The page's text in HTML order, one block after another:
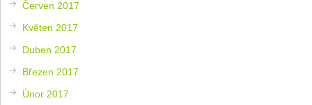
Červen 2017
Květen 2017
Duben 2017
Březen 2017
Únor 2017